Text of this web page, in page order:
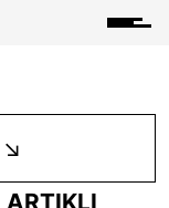
ARTIKLI